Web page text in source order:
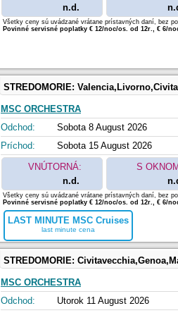
n.d.
Všetky ceny sú uvádzané vrátane prístavných daní, bez
Povinné servisné poplatky € 12/noc/os. od 12r., € 6/
STREDOMORIE:
MSC ORCHESTRA
Odchod:
Sobota 8 August 2026
Príchod:
Sobota 15 August 2026
VNÚTORNÁ:
n.d.
S
LAST MINUTE MSC Cruises
last minute cena
Všetky ceny sú uvádzané vrátane prístavných daní, bez
Povinné servisné poplatky € 12/noc/os. od 12r., € 6/
STREDOMORIE:
MSC ORCHESTRA
Odchod:
Utorok 11 August 2026